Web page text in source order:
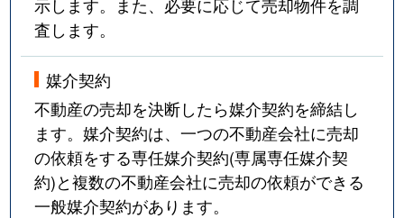
示します。また、必要に応じて売却物件を調
査します。
媒介契約
不動産の売却を決断したら媒介契約を締結し
ます。媒介契約は、一つの不動産会社に売却
の依頼をする専任媒介契約(専属専任媒介契
約)と複数の不動産会社に売却の依頼ができる
一般媒介契約があります。